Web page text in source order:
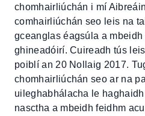
chomhairliúchán i mí
comhairliúchán seo leis na
gceanglas éagsúla a mbeidh
ghineadóirí. Cuireadh tús
poiblí an 20 Nollaig 2017.
chomhairliúchán seo ar na
uileghabhálacha le
nasctha a mbeidh feidhm